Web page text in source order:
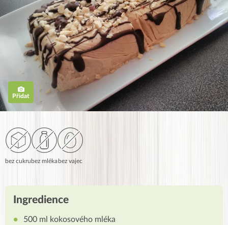
Přidat
bez cukrubez mlékabez vajec
Ingredience
500 ml kokosového mléka